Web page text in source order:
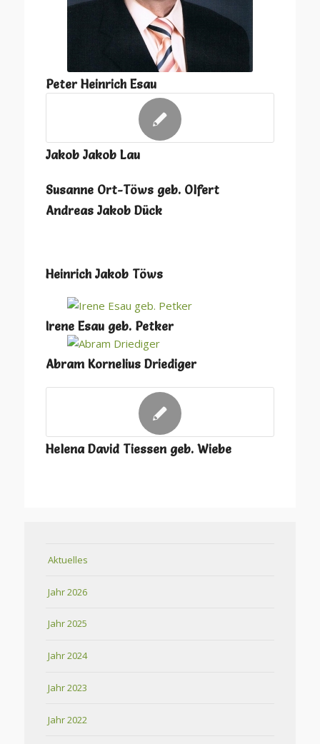
Peter Heinrich Esau
Jakob Jakob Lau
Susanne Ort-Töws geb. Olfert
Andreas Jakob Dück
Heinrich Jakob Töws
Irene Esau geb. Petker
Abram Kornelius Driediger
Helena David Tiessen geb. Wiebe
Aktuelles
Jahr 2026
Jahr 2025
Jahr 2024
Jahr 2023
Jahr 2022